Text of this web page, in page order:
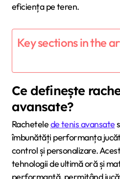
eficiența pe teren.
Key sections in the
Ce definește
avansate?
Rachetelede tenis avansate
îmbunătăți performanța
control și personalizare.
tehnologii de ultimă oră și